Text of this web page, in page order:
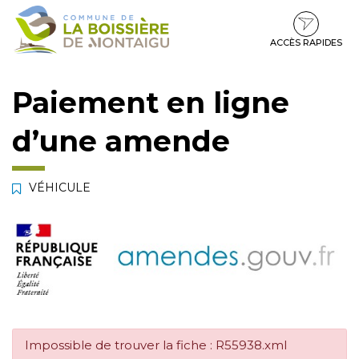
Gestion des traceurs
Aller
Aller
contenu
Aller
pied
ACCÈS RAPIDES
Paiement en ligne
d’une amende
VÉHICULE
Impossible de trouver la fiche : R55938.xml